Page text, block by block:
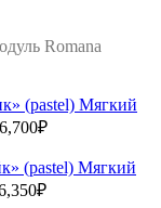
Romana
Мягкий
6,700₽
Мягкий
₽